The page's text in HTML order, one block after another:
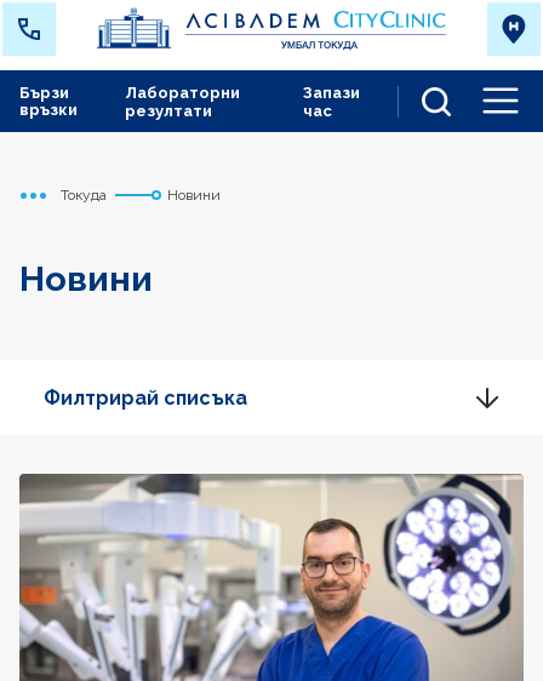
Лабораторни
резултати
Запази
час
Бързи
връзки
Начало
Токуда Новини
Новини
Филтрирай списъка